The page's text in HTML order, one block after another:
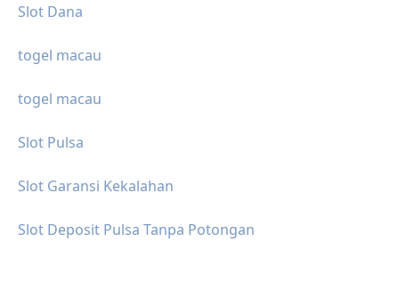
Slot Dana
togel macau
togel macau
Slot Pulsa
Slot Garansi Kekalahan
Slot Deposit Pulsa Tanpa Potongan